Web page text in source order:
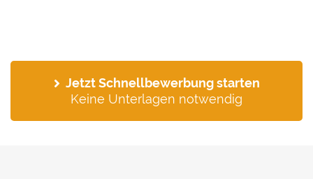
Jetzt Schnellbewerbung starten
Keine Unterlagen notwendig